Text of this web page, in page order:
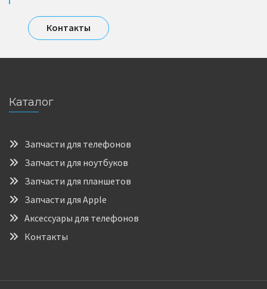
Контакты
Каталог
Запчасти для телефонов
Запчасти для ноутбуков
Запчасти для планшетов
Запчасти для Apple
Аксессуары для телефонов
Контакты